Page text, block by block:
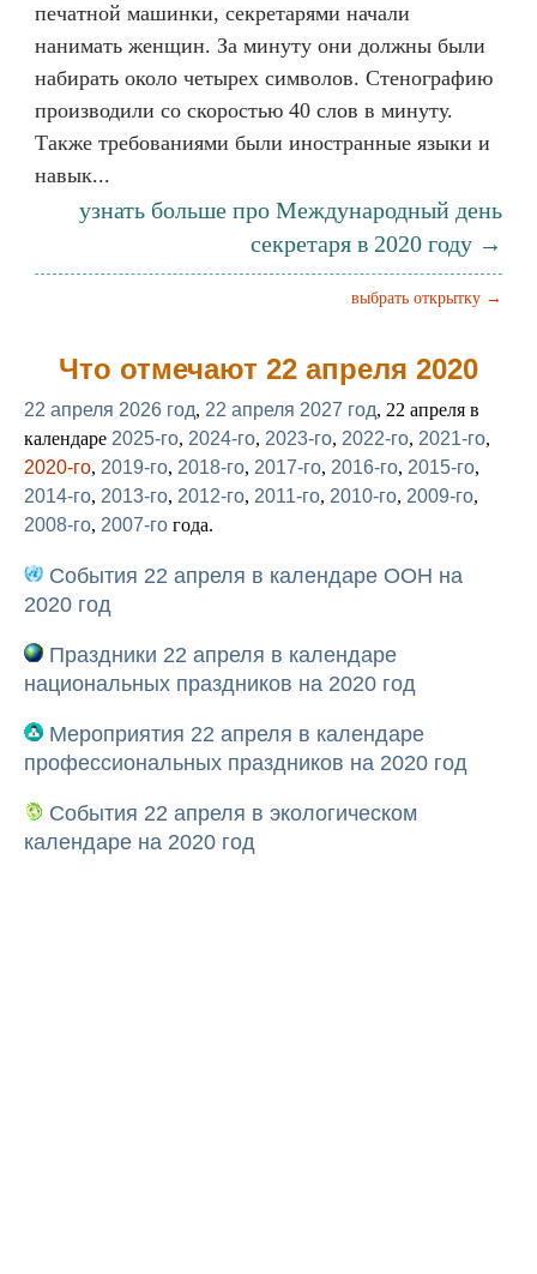
печатной машинки, секретарями начали
нанимать женщин. За минуту они должны были
набирать около четырех символов. Стенографию
производили со скоростью 40 слов в минуту.
Также требованиями были иностранные языки и
навык...
узнать больше про Международный день
секретаря в 2020 году →
выбрать открытку →
Что отмечают 22 апреля 2020
22 апреля 2026 год, 22 апреля 2027 год, 22 апреля в
календаре 2025-го, 2024-го, 2023-го, 2022-го, 2021-го,
2020-го, 2019-го, 2018-го, 2017-го, 2016-го, 2015-го,
2014-го, 2013-го, 2012-го, 2011-го, 2010-го, 2009-го,
2008-го, 2007-го года.
События 22 апреля в календаре ООН на
2020 год
Праздники 22 апреля в календаре
национальных праздников на 2020 год
Мероприятия 22 апреля в календаре
профессиональных праздников на 2020 год
События 22 апреля в экологическом
календаре на 2020 год